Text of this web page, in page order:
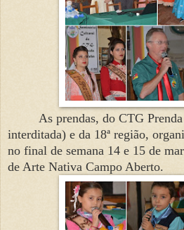
As prendas, do CTG
interditada) e da 18ª região,
no final de semana 14 e 15 de
de Arte Nativa Campo Aberto.